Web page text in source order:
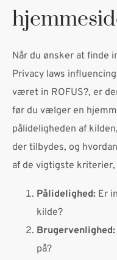
Når du ønsker at finde
Privacy laws
været in ROFUS?, er
før du vælger en
pålideligheden af
der tilbydes, og
af de vigtigste
Pålidelighed: Er
kilde?
Brugervenlighed:
på?